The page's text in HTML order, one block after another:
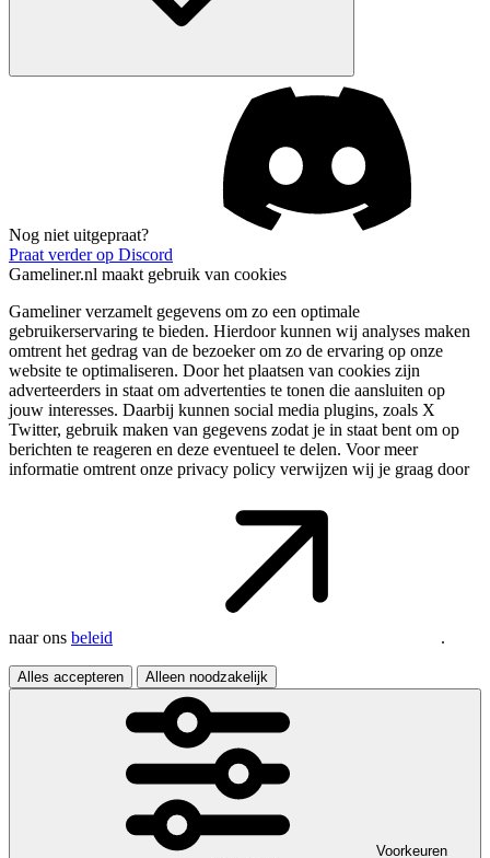
Nog niet uitgepraat?
Praat verder op Discord
Gameliner.nl maakt gebruik van cookies
Gameliner verzamelt gegevens om zo een optimale
gebruikerservaring te bieden. Hierdoor kunnen wij analyses maken
omtrent het gedrag van de bezoeker om zo de ervaring op onze
website te optimaliseren. Door het plaatsen van cookies zijn
adverteerders in staat om advertenties te tonen die aansluiten op
jouw interesses. Daarbij kunnen social media plugins, zoals X
Twitter, gebruik maken van gegevens zodat je in staat bent om op
berichten te reageren en deze eventueel te delen. Voor meer
informatie omtrent onze privacy policy verwijzen wij je graag door
naar ons beleid .
Alles accepteren Alleen noodzakelijk
Voorkeuren